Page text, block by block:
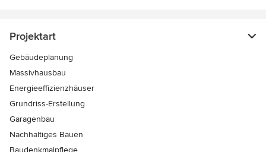
Projektart
Gebäudeplanung
Massivhausbau
Energieeffizienzhäuser
Grundriss-Erstellung
Garagenbau
Nachhaltiges Bauen